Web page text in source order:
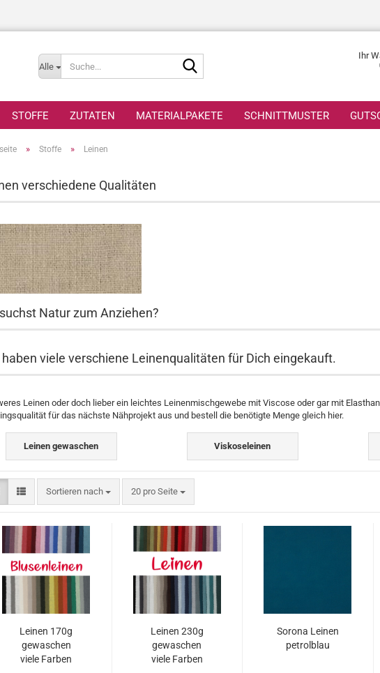
Alle
Ihr
STOFFE ZUTATEN MATERIALPAKETE SCHNITTMUSTER
» Stoffe » Leinen
verschiedene Qualitäten
Natur zum Anziehen?
haben viele verschiene Leinenqualitäten für Dich eingekauft.
Leinen oder doch lieber ein leichtes Leinenmischgewebe mit Viscose oder gar mit
für das nächste Nähprojekt aus und bestell die benötigte Menge gleich hier.
Leinen gewaschen Viskoseleinen
Sortieren nach
Sortieren nach 20 pro Seite
pro Seite
Leinen 170g
gewaschen
viele Farben
Leinen 230g
gewaschen
viele Farben
Sorona Leinen
petrolblau